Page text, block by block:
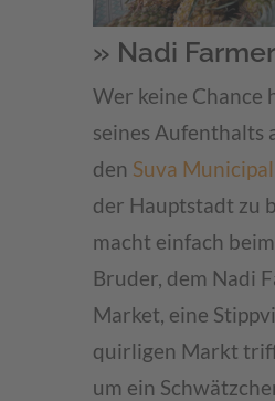
» Nadi
Wer keine Chance
seines Aufenthalts
den Suva
der Hauptstadt zu
macht einfach
Bruder, dem Nadi
Market, eine
quirligen Markt
um ein